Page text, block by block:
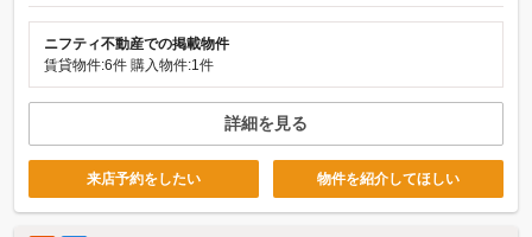
ニフティ不動産での掲載物件
賃貸物件:6件 購入物件:1件
詳細を見る
来店予約をしたい 物件を紹介してほしい